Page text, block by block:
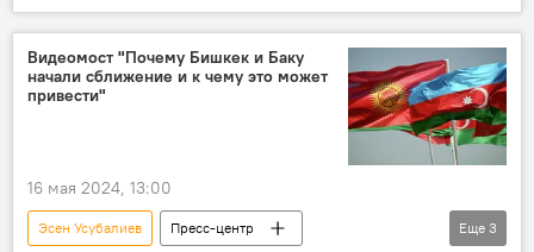
Кыргызстан
Азербайджан
Орхан Елчуев
Видеомост "Почему Бишкек и Баку
начали сближение и к чему это может
привести"
16 мая 2024, 13:00
Эсен Усубалиев
Пресс-центр
Еще 3